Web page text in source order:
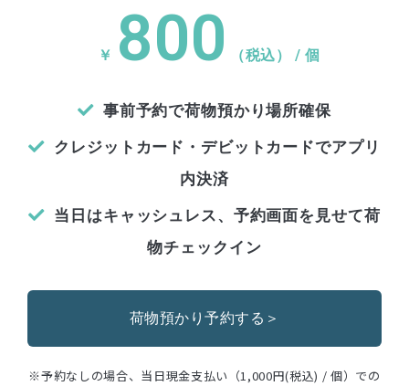
￥ 800（税込） / 個
事前予約で荷物預かり場所確保
クレジットカード・デビットカードでアプリ
内決済
当日はキャッシュレス、予約画面を見せて荷
物チェックイン
荷物預かり予約する＞
※予約なしの場合、当日現金支払い（1,000円(税込) / 個）での